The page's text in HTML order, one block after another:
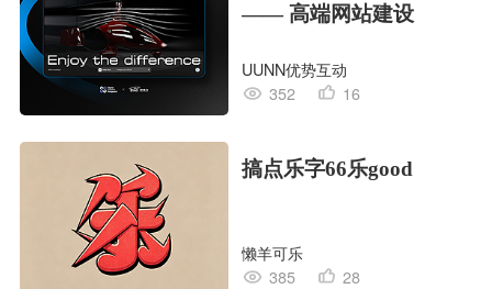
—— 高端网站建设
UUNN优势互动
352
16
搞点乐字66乐good
懒羊可乐
385
28